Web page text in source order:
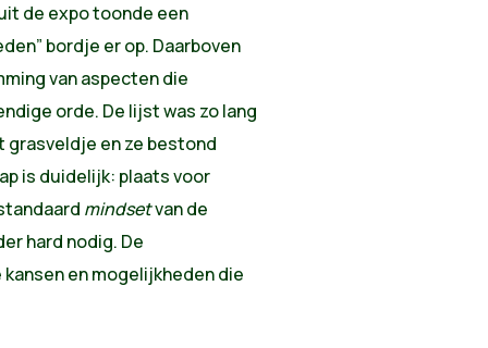
de expo toonde een
bordje er op. Daarboven
van aspecten die
orde. De lijst was zo lang
grasveldje en ze bestond
is duidelijk: plaats voor
mindsetvan de
hard nodig. De
en mogelijkheden die